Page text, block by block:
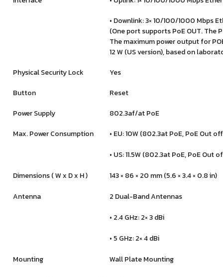
• Downlink: 3× 10/100/1000 Mbps
(One port supports PoE OUT. The
The maximum power output for
12 W (US version), based on
Physical Security Lock
Yes
Button
Reset
Power Supply
802.3af/at PoE
Max. Power Consumption
• EU: 10W (802.3at PoE, PoE Out
• US: 11.5W (802.3at PoE, PoE Out
Dimensions ( W x D x H )
143 × 86 × 20 mm (5.6 × 3.4 × 0.8 in)
Antenna
2 Dual-Band Antennas
• 2.4 GHz: 2× 3 dBi
• 5 GHz: 2× 4 dBi
Mounting
Wall Plate Mounting